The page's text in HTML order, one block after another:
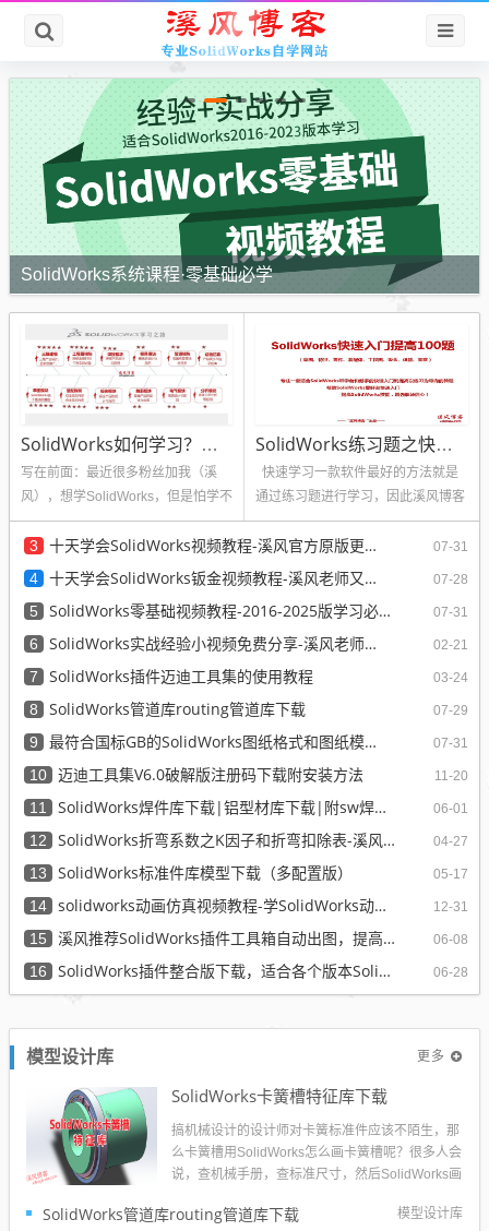
十天学会SolidWorks视频教程
SolidWorks如何学习？溪风老师SolidWorks学习攻略
写在前面：最近很多粉丝加我（溪
风），想学SolidWorks，但是怕学不
会，怕太难，怕没有信心，我的...
SolidWorks练习题之快速入门提高100题（视频+答案源文件）
快速学习一款软件最好的方法就是
通过练习题进行学习，因此溪风博客
博主通过多年学习和使...
3 十天学会SolidWorks视频教程-溪风官方原版更新完毕 07-31
4 十天学会SolidWorks钣金视频教程-溪风老师又一经典力作 07-28
5 SolidWorks零基础视频教程-2016-2025版学习必备 07-31
6 SolidWorks实战经验小视频免费分享-溪风老师原创 02-21
7 SolidWorks插件迈迪工具集的使用教程 03-24
8 SolidWorks管道库routing管道库下载 07-29
9 最符合国标GB的SolidWorks图纸格式和图纸模板下载-溪风专用版 07-31
10 迈迪工具集V6.0破解版注册码下载附安装方法 11-20
11 SolidWorks焊件库下载|铝型材库下载|附sw焊件库添加配置使用教程 06-01
12 SolidWorks折弯系数之K因子和折弯扣除表-溪风推荐 04-27
13 SolidWorks标准件库模型下载（多配置版） 05-17
14 solidworks动画仿真视频教程-学SolidWorks动画必看视频 12-31
15 溪风推荐SolidWorks插件工具箱自动出图，提高设计效率 06-08
16 SolidWorks插件整合版下载，适合各个版本SolidWorks 06-28
模型设计库 更多
SolidWorks卡簧槽特征库下载
搞机械设计的设计师对卡簧标准件应该不陌生，那
么卡簧槽用SolidWorks怎么画卡簧槽呢？很多人会
说，查机械手册，查标准尺寸，然后SolidWorks画
呢？所以溪风制作了这个SolidWorks卡簧槽特征
模型设计库
SolidWorks管道库routing管道库下载